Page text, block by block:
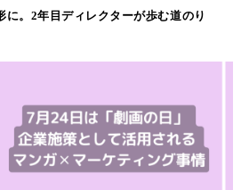
に。2年目ディレクターが歩む道のり